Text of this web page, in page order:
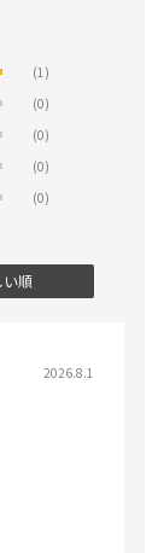
(1)
(0)
(0)
(0)
(0)
順
2026.8.1